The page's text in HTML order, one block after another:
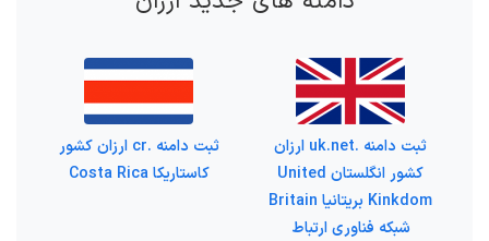
ثبت دامنه .uk.net ارزان
کشور انگلستان United
Kinkdom بریتانیا Britain
شبکه فناوری ارتباط
ثبت دامنه .cr ارزان کشور
کاستاریکا Costa Rica